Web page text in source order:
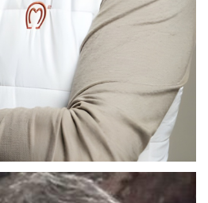
Barros Monteiro